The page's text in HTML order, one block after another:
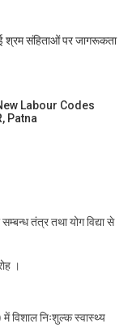
श्रम संहिताओं पर जागरूकता
Labour Codes
Patna
तंत्र तथा योग विद्या से
।
में विशाल निःशुल्क स्वास्थ्य